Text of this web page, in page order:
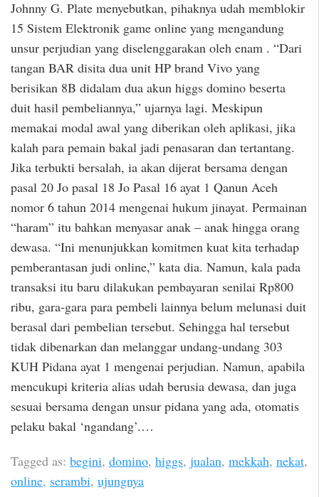
Johnny G. Plate menyebutkan, pihaknya udah memblokir
15 Sistem Elektronik game online yang mengandung
unsur perjudian yang diselenggarakan oleh enam . “Dari
tangan BAR disita dua unit HP brand Vivo yang
berisikan 8B didalam dua akun higgs domino beserta
duit hasil pembeliannya,” ujarnya lagi. Meskipun
memakai modal awal yang diberikan oleh aplikasi, jika
kalah para pemain bakal jadi penasaran dan tertantang.
Jika terbukti bersalah, ia akan dijerat bersama dengan
pasal 20 Jo pasal 18 Jo Pasal 16 ayat 1 Qanun Aceh
nomor 6 tahun 2014 mengenai hukum jinayat. Permainan
“haram” itu bahkan menyasar anak – anak hingga orang
dewasa. “Ini menunjukkan komitmen kuat kita terhadap
pemberantasan judi online,” kata dia. Namun, kala pada
transaksi itu baru dilakukan pembayaran senilai Rp800
ribu, gara-gara para pembeli lainnya belum melunasi duit
berasal dari pembelian tersebut. Sehingga hal tersebut
tidak dibenarkan dan melanggar undang-undang 303
KUH Pidana ayat 1 mengenai perjudian. Namun, apabila
mencukupi kriteria alias udah berusia dewasa, dan juga
sesuai bersama dengan unsur pidana yang ada, otomatis
pelaku bakal ‘ngandang’.…
Tagged as: begini, domino, higgs, jualan, mekkah, nekat,
online, serambi, ujungnya